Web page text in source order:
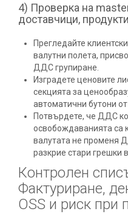
4) Проверка на
доставчици,
Прегледайте
валутни полета,
ДДС групиране.
Изградете ценовите
секцията за
автоматични бутони
Потвърдете, че ДДС
освобождаванията са
валутата не променя
разкрие стари грешки
Контролен
Фактуриране,
OSS и риск при